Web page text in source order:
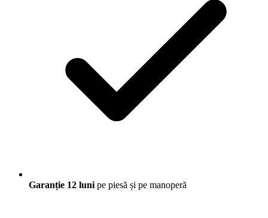
Garanție 12 luni pe piesă și pe manoperă